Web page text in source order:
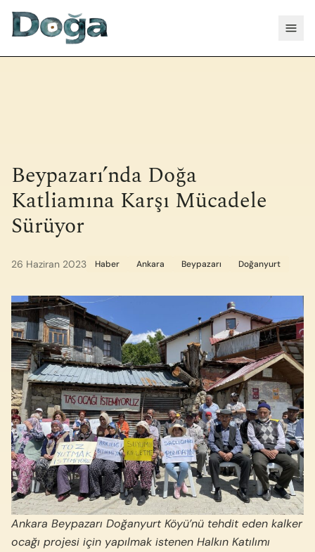
Beypazarı’nda Doğa
Katliamına Karşı Mücadele
Sürüyor
26 Haziran 2023 Haber Ankara Beypazarı Doğanyurt
Ankara Beypazarı Doğanyurt Köyü’nü tehdit eden kalker
ocağı projesi için yapılmak istenen Halkın Katılımı